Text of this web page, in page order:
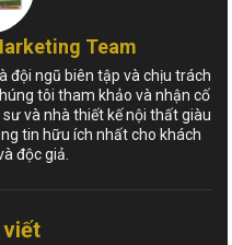
Team
đội ngũ biên tập và chịu trách
tôi tham khảo và nhận cố
và nhà thiết kế nội thất giàu
tin hữu ích nhất cho khách
độc giả.
viết